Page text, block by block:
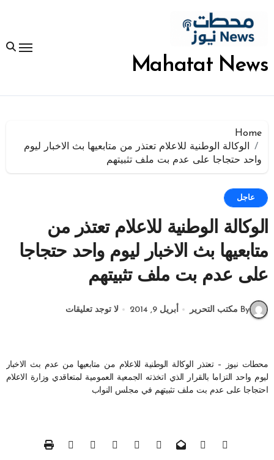
المحتوى
Mahatat News
Home
الوكالة الوطنية للاعلام تعتذر من متابعيها بث الاخبار ليوم
واحد حتجاجا على عدم بت ملف تثبيتهم
عاجل
الوكالة الوطنية للاعلام تعتذر من
متابعيها بث الاخبار ليوم واحد حتجاجا
على عدم بت ملف تثبيتهم
By مكتب التحرير أبريل 9, 2014 لا توجد تعليقات
محطات نيوز – تعتذر الوكالة الوطنية للاعلام من متابعيها من عدم بث الاخبار
ليوم واحد التزاما بالقرار الذي اتخذته الجمعية العمومية لمتعاقدي وزارة الاعلام
احتجاجا على عدم بت ملف تثبيتهم في مجلس النواب